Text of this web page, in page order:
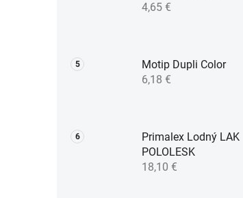
4,65 €
Motip Dupli Color
6,18 €
Primalex Lodný LAK
POLOLESK
18,10 €